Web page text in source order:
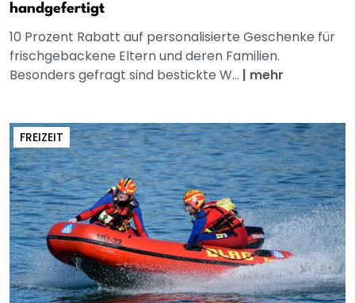
handgefertigt
10 Prozent Rabatt auf personalisierte Geschenke für
frischgebackene Eltern und deren Familien.
Besonders gefragt sind bestickte W... | mehr
FREIZEIT